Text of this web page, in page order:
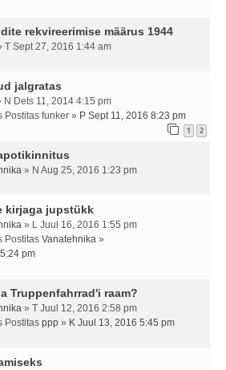
rekvireerimise määrus 1944
T Sept 27, 2016 1:44 am
jalgratas
N Dets 11, 2014 4:15 pm
Postitas funker » P Sept 11, 2016 8:23 pm
1 2
» N Aug 25, 2016 1:23 pm
kirjaga jupstükk
» L Juul 16, 2016 1:55 pm
Postitas Vanatehnika »
pm
Truppenfahrrad'i raam?
» T Juul 12, 2016 2:58 pm
Postitas ppp » K Juul 13, 2016 5:45 pm